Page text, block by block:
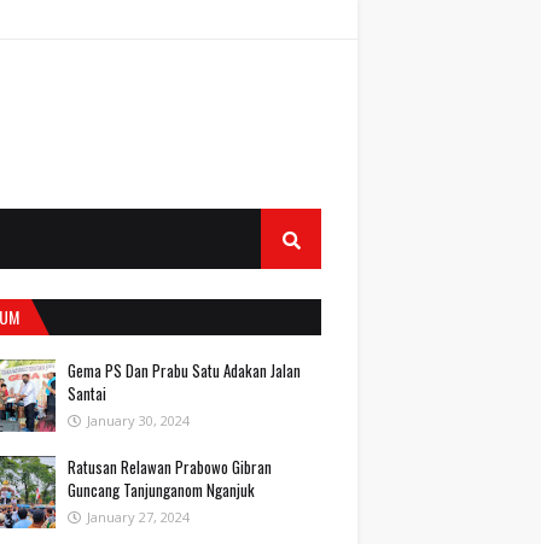
Gema PS Dan Prabu Satu Adakan Jalan
Santai
January 30, 2024
Ratusan Relawan Prabowo Gibran
Guncang Tanjunganom Nganjuk
January 27, 2024